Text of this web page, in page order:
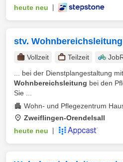
heute neu
stv.
Vollzeit Teilzeit
... bei der Dienstplangestaltung
Wohnbereichsleitung bei den
Sie ...
Wohn- und Pflegezentrum
Zweiflingen-Orendelsall
heute neu